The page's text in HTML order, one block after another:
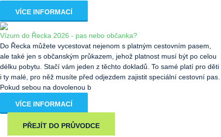
VÍCE INFORMACÍ
Vízum do Řecka 2026 - pas nebo občanka?
Do Řecka můžete vycestovat nejenom s platným cestovním pasem,
ale také jen s občanským průkazem, jehož platnost musí být po celou
délku pobytu. Stačí vám jeden z těchto dokladů. To samé platí pro děti
i ty malé, pro něž musíte před odjezdem zajistit speciální cestovní pas.
Pokud sebou na dovolenou b
VÍCE INFORMACÍ
PŘEJÍT DO PRŮVODCE